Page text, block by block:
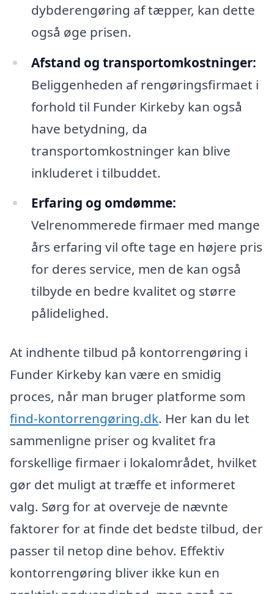
dybderengøring af tæpper, kan dette
også øge prisen.
Afstand og transportomkostninger:
Beliggenheden af rengøringsfirmaet i
forhold til Funder Kirkeby kan også
have betydning, da
transportomkostninger kan blive
inkluderet i tilbuddet.
Erfaring og omdømme:
Velrenommerede firmaer med mange
års erfaring vil ofte tage en højere pris
for deres service, men de kan også
tilbyde en bedre kvalitet og større
pålidelighed.
At indhente tilbud på kontorrengøring i
Funder Kirkeby kan være en smidig
proces, når man bruger platforme som
find-kontorrengøring.dk. Her kan du let
sammenligne priser og kvalitet fra
forskellige firmaer i lokalområdet, hvilket
gør det muligt at træffe et informeret
valg. Sørg for at overveje de nævnte
faktorer for at finde det bedste tilbud, der
passer til netop dine behov. Effektiv
kontorrengøring bliver ikke kun en